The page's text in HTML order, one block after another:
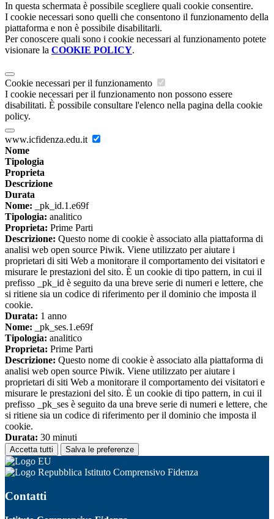
In questa schermata è possibile scegliere quali cookie consentire.
I cookie necessari sono quelli che consentono il funzionamento della
piattaforma e non è possibile disabilitarli.
Per conoscere quali sono i cookie necessari al funzionamento potete
visionare la COOKIE POLICY.
Cookie necessari per il funzionamento
I cookie necessari per il funzionamento non possono essere
disabilitati. È possibile consultare l'elenco nella pagina della cookie
policy.
www.icfidenza.edu.it
Nome
Tipologia
Proprieta
Descrizione
Durata
Nome: _pk_id.1.e69f
Tipologia: analitico
Proprieta: Prime Parti
Descrizione: Questo nome di cookie è associato alla piattaforma di
analisi web open source Piwik. Viene utilizzato per aiutare i
proprietari di siti Web a monitorare il comportamento dei visitatori e
misurare le prestazioni del sito. È un cookie di tipo pattern, in cui il
prefisso _pk_id è seguito da una breve serie di numeri e lettere, che
si ritiene sia un codice di riferimento per il dominio che imposta il
cookie.
Durata: 1 anno
Nome: _pk_ses.1.e69f
Tipologia: analitico
Proprieta: Prime Parti
Descrizione: Questo nome di cookie è associato alla piattaforma di
analisi web open source Piwik. Viene utilizzato per aiutare i
proprietari di siti Web a monitorare il comportamento dei visitatori e
misurare le prestazioni del sito. È un cookie di tipo pattern, in cui il
prefisso _pk_ses è seguito da una breve serie di numeri e lettere, che
si ritiene sia un codice di riferimento per il dominio che imposta il
cookie.
Durata: 30 minuti
Accetta tutti Salva le preferenze
Istituto Comprensivo Fidenza
Contatti